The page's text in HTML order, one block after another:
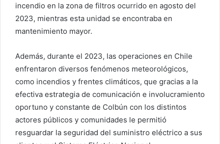
incendio en la zona de filtros ocurrido en agosto del
2023, mientras esta unidad se encontraba en
mantenimiento mayor.
Además, durante el 2023, las operaciones en Chile
enfrentaron diversos fenómenos meteorológicos,
como incendios y frentes climáticos, que gracias a la
efectiva estrategia de comunicación e involucramiento
oportuno y constante de Colbún con los distintos
actores públicos y comunidades le permitió
resguardar la seguridad del suministro eléctrico a sus